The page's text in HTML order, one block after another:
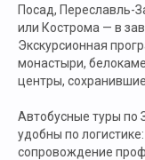
Посад, Переславль-
или Кострома — в
Экскурсионная
монастыри,
центры,
Автобусные туры по
удобны по
сопровождение